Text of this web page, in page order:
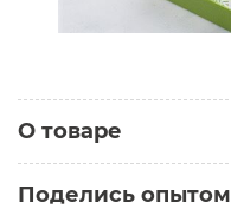
О товаре
Поделись опытом